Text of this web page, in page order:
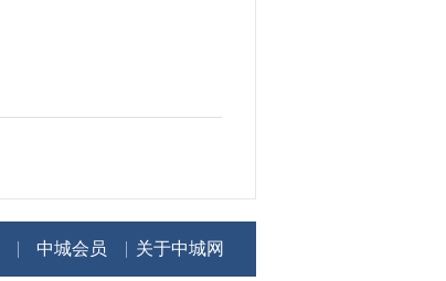
中城会员 关于中城网